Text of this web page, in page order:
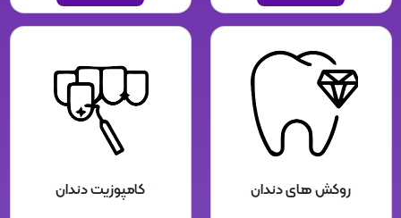
روکش های دندان کامپوزیت دندان